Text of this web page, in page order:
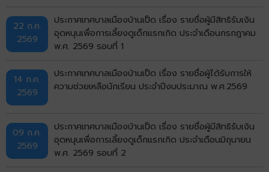
22 ก.ค.
2569
ประกาศเทศบาลเมืองบ้านเป็ด เรื่อง รายชื่อผู้มีสิทธิรับเงิน
อุดหนุนเพื่อการเลี้ยงดูเด็กแรกเกิด ประจำเดือนกรกฎาคม
พ.ศ. 2569 รอบที่ 1
14 ก.ค.
2569
ประกาศเทศบาลเมืองบ้านเป็ด เรื่อง รายชื่อผู้ได้รับการให้
ความช่วยเหลือนักเรียน ประจำปีงบประมาณ พ.ศ.2569
09 ก.ค.
2569
ประกาศเทศบาลเมืองบ้านเป็ด เรื่อง รายชื่อผู้มีสิทธิรับเงิน
อุดหนุนเพื่อการเลี้ยงดูเด็กแรกเกิด ประจำเดือนมิถุนายน
พ.ศ. 2569 รอบที่ 2